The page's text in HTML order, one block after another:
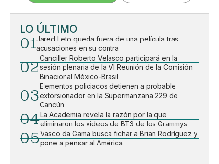
LO ÚLTIMO
01Jared Leto queda fuera de una película tras
acusaciones en su contra
02
Canciller Roberto Velasco participará en la
sesión plenaria de la VI Reunión de la Comisión
Binacional México-Brasil
03
Elementos policiacos detienen a probable
extorsionador en la Supermanzana 229 de
Cancún
04La Academia revela la razón por la que
eliminaron los videos de BTS de los Grammys
05Vasco da Gama busca fichar a Brian Rodríguez y
pone a pensar al América